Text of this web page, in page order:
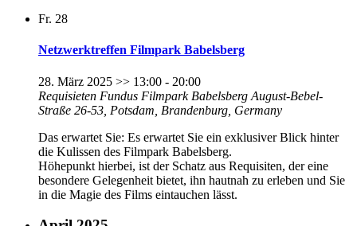
Fr. 28
Netzwerktreffen Filmpark Babelsberg
28. März 2025 >> 13:00 - 20:00
Requisieten Fundus Filmpark Babelsberg August-Bebel-
Straße 26-53, Potsdam, Brandenburg, Germany
Das erwartet Sie: Es erwartet Sie ein exklusiver Blick hinter
die Kulissen des Filmpark Babelsberg.
Höhepunkt hierbei, ist der Schatz aus Requisiten, der eine
besondere Gelegenheit bietet, ihn hautnah zu erleben und Sie
in die Magie des Films eintauchen lässt.